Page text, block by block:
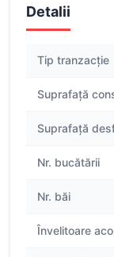
Detalii
Tip tranzacție
Suprafață
Suprafață
Nr. bucătării
Nr. băi
Învelitoare